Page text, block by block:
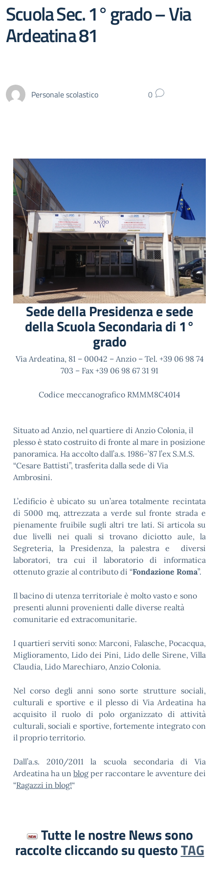
Scuola Sec. 1° grado – Via
Ardeatina 81
Personale scolastico 0
Sede della Presidenza e sede
della Scuola Secondaria di 1°
grado
Via Ardeatina, 81 – 00042 – Anzio – Tel. +39 06 98 74
703 – Fax +39 06 98 67 31 91
Codice meccanografico RMMM8C4014
Situato ad Anzio, nel quartiere di Anzio Colonia, il
plesso è stato costruito di fronte al mare in posizione
panoramica. Ha accolto dall’a.s. 1986-’87 l’ex S.M.S.
“Cesare Battisti”, trasferita dalla sede di Via
Ambrosini.
L’edificio è ubicato su un’area totalmente recintata
di 5000 mq, attrezzata a verde sul fronte strada e
pienamente fruibile sugli altri tre lati. Si articola su
due livelli nei quali si trovano diciotto aule, la
Segreteria, la Presidenza, la palestra e diversi
laboratori, tra cui il laboratorio di informatica
ottenuto grazie al contributo di “Fondazione Roma”.
Il bacino di utenza territoriale è molto vasto e sono
presenti alunni provenienti dalle diverse realtà
comunitarie ed extracomunitarie.
I quartieri serviti sono: Marconi, Falasche, Pocacqua,
Miglioramento, Lido dei Pini, Lido delle Sirene, Villa
Claudia, Lido Marechiaro, Anzio Colonia.
Nel corso degli anni sono sorte strutture sociali,
culturali e sportive e il plesso di Via Ardeatina ha
acquisito il ruolo di polo organizzato di attività
culturali, sociali e sportive, fortemente integrato con
il proprio territorio.
Dall’a.s. 2010/2011 la scuola secondaria di Via
Ardeatina ha un blog per raccontare le avventure dei
“Ragazzi in blog!“
Tutte le nostre News sono
raccolte cliccando su questoTAG